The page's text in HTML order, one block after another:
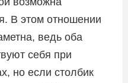
В этом отношении
ведь оба
себя при
но если столбик